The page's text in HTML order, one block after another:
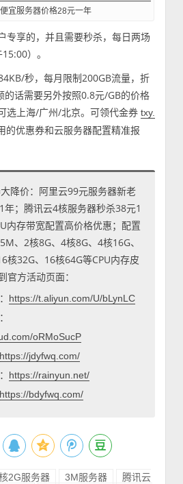
宜服务器价格28元一年
专享的，并且需要秒杀，每日两场
）。
秒，每月限制200GB流量，折
的话需要另外按照0.8元/GB的价格
选上海/广州/北京。可领代金券txy.
的优惠券和云服务器配置精准报
降价：阿里云99元服务器新老
年；腾讯云4核服务器秒杀38元1
内存带宽配置高价格优惠；配置
、2核8G、4核8G、4核16G、
核32G、16核64G等CPU内存皮
官方活动页面：
https://t.aliyun.com/U/bLynLC
oRMoSucP
https://jdyfwq.com/
https://rainyun.net/
https://bdyfwq.com/
2G服务器 3M服务器
腾讯云